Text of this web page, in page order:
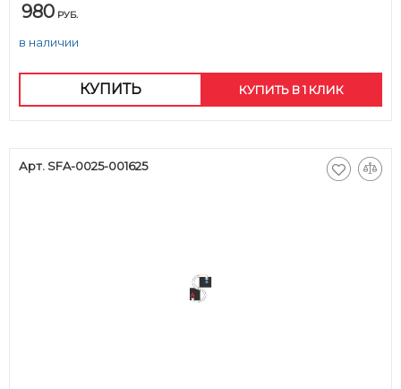
980 РУБ.
в наличии
КУПИТЬ КУПИТЬ В 1 КЛИК
Арт. SFA-0025-001625